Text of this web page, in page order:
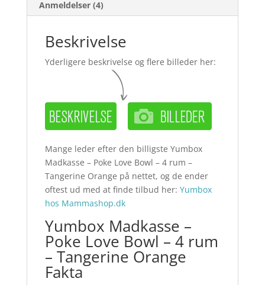
Anmeldelser (4)
Beskrivelse
Yderligere beskrivelse og flere billeder her:
Mange leder efter den billigste Yumbox
Madkasse – Poke Love Bowl – 4 rum –
Tangerine Orange på nettet, og de ender
oftest ud med at finde tilbud her: Yumbox
hos Mammashop.dk
Yumbox Madkasse –
Poke Love Bowl – 4 rum
– Tangerine Orange
Fakta